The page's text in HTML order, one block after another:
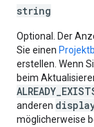
string
Optional. Der
Sie einen
erstellen. Wenn
beim
anderen
möglicherweise